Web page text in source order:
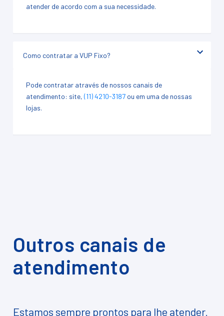
atender de acordo com a sua necessidade.
Como contratar a VUP Fixo?
Pode contratar através de nossos canais de
atendimento: site,(11) 4210-3187 ou em uma de nossas
lojas.
Outros canais de
atendimento
Estamos sempre prontos para lhe atender.